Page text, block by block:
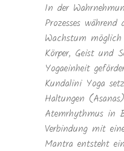
In der
Prozesses
Wachstum
Körper, Geist und
Yogaeinheit
Kundalini Yoga
Haltungen
Atemrhythmus in
Verbindung mit
Mantra entsteht